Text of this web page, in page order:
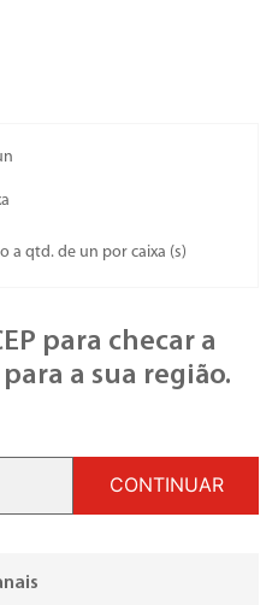
a qtd. de un por caixa (s)
para checar a
a sua região.
CONTINUAR